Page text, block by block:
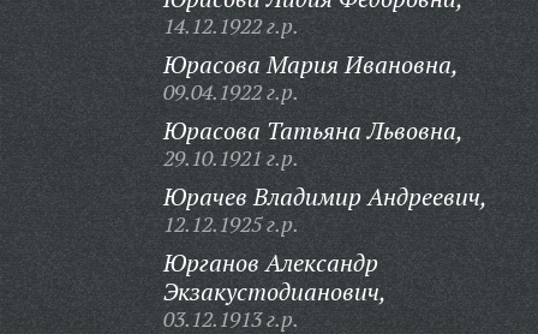
14.12.1922 г.р.
Юрасова Мария Ивановна,
09.04.1922 г.р.
Юрасова Татьяна Львовна,
29.10.1921 г.р.
Юрачев Владимир Андреевич,
12.12.1925 г.р.
Юрганов Александр
Экзакустодианович,
03.12.1913 г.р.